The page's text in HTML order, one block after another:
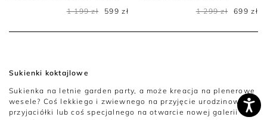
1 199 zł
599 zł
1 299 zł
699 zł
Sukienki koktajlowe
Sukienka na letnie garden party, a może kreacja na plenerowe
wesele? Coś lekkiego i zwiewnego na przyjęcie urodzinowe
przyjaciółki lub coś specjalnego na otwarcie nowej galerii